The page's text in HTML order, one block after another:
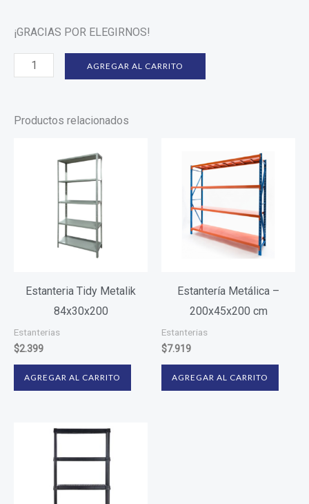
¡GRACIAS POR ELEGIRNOS!
AGREGAR AL CARRITO
Productos relacionados
Estanteria Tidy Metalik
84x30x200
Estanterias
$2.399
AGREGAR AL CARRITO
Estantería Metálica –
200x45x200 cm
Estanterias
$7.919
AGREGAR AL CARRITO